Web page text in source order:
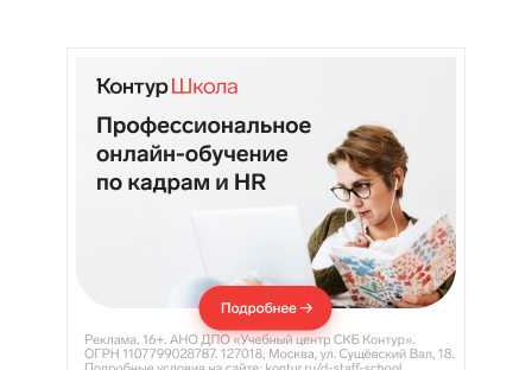
содержимому